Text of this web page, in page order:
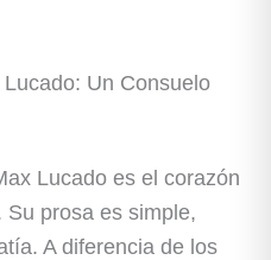
Un Consuelo
Lucado es el corazón
Su prosa es simple,
A diferencia de los